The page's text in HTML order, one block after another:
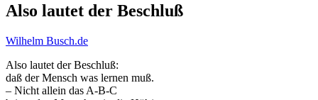
Also lautet der Beschluß
Wilhelm Busch.de
Also lautet der Beschluß:
daß der Mensch was lernen muß.
– Nicht allein das A-B-C